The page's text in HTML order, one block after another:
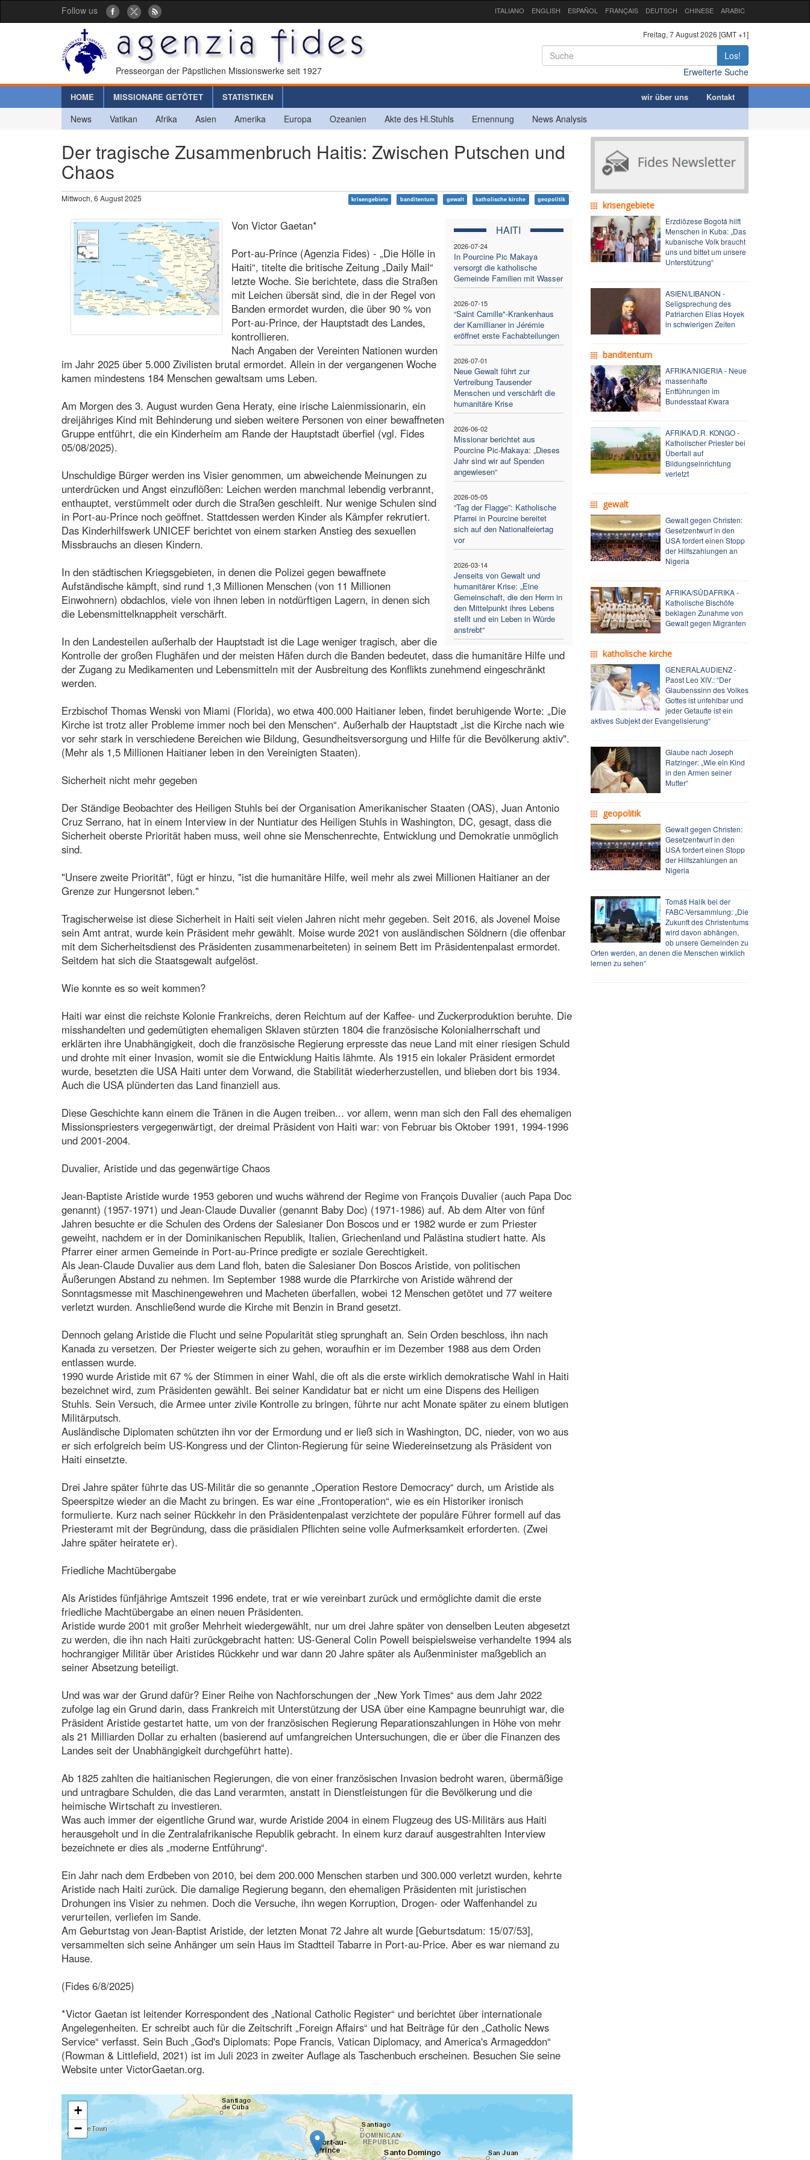
Follow us ITALIANO ENGLISH ESPAÑOL FRANÇAIS DEUTSCH CHINESE ARABIC
Presseorgan der Päpstlichen Missionswerke seit 1927
Freitag, 7 August 2026 [GMT +1]
Los!
Erweiterte Suche
HOME MISSIONARE GETÖTET STATISTIKEN wir über uns Kontakt
News Vatikan Afrika Asien Amerika Europa Ozeanien Akte des Hl.Stuhls Ernennung News Analysis
Der tragische Zusammenbruch Haitis: Zwischen Putschen und
Chaos
Mittwoch, 6 August 2025 krisengebiete banditentum gewalt katholische kirche geopolitik
HAITI
2026-07-24
In Pourcine Pic Makaya
versorgt die katholische
Gemeinde Familien mit Wasser
2026-07-15
“Saint Camille"-Krankenhaus
der Kamillianer in Jérémie
eröffnet erste Fachabteilungen
2026-07-01
Neue Gewalt führt zur
Vertreibung Tausender
Menschen und verschärft die
humanitäre Krise
2026-06-02
Missionar berichtet aus
Pourcine Pic-Makaya: „Dieses
Jahr sind wir auf Spenden
angewiesen“
2026-05-05
“Tag der Flagge”: Katholische
Pfarrei in Pourcine bereitet
sich auf den Nationalfeiertag
vor
2026-03-14
Jenseits von Gewalt und
humanitärer Krise: „Eine
Gemeinschaft, die den Herrn in
den Mittelpunkt ihres Lebens
stellt und ein Leben in Würde
anstrebt“
Von Victor Gaetan*
Port-au-Prince (Agenzia Fides) - „Die Hölle in
Haiti“, titelte die britische Zeitung „Daily Mail“
letzte Woche. Sie berichtete, dass die Straßen
mit Leichen übersät sind, die in der Regel von
Banden ermordet wurden, die über 90 % von
Port-au-Prince, der Hauptstadt des Landes,
kontrollieren.
Nach Angaben der Vereinten Nationen wurden
im Jahr 2025 über 5.000 Zivilisten brutal ermordet. Allein in der vergangenen Woche
kamen mindestens 184 Menschen gewaltsam ums Leben.
Am Morgen des 3. August wurden Gena Heraty, eine irische Laienmissionarin, ein
dreijähriges Kind mit Behinderung und sieben weitere Personen von einer bewaffneten
Gruppe entführt, die ein Kinderheim am Rande der Hauptstadt überfiel (vgl. Fides
05/08/2025).
Unschuldige Bürger werden ins Visier genommen, um abweichende Meinungen zu
unterdrücken und Angst einzuflößen: Leichen werden manchmal lebendig verbrannt,
enthauptet, verstümmelt oder durch die Straßen geschleift. Nur wenige Schulen sind
in Port-au-Prince noch geöffnet. Stattdessen werden Kinder als Kämpfer rekrutiert.
Das Kinderhilfswerk UNICEF berichtet von einem starken Anstieg des sexuellen
Missbrauchs an diesen Kindern.
In den städtischen Kriegsgebieten, in denen die Polizei gegen bewaffnete
Aufständische kämpft, sind rund 1,3 Millionen Menschen (von 11 Millionen
Einwohnern) obdachlos, viele von ihnen leben in notdürftigen Lagern, in denen sich
die Lebensmittelknappheit verschärft.
In den Landesteilen außerhalb der Hauptstadt ist die Lage weniger tragisch, aber die
Kontrolle der großen Flughäfen und der meisten Häfen durch die Banden bedeutet, dass die humanitäre Hilfe und
der Zugang zu Medikamenten und Lebensmitteln mit der Ausbreitung des Konflikts zunehmend eingeschränkt
werden.
Erzbischof Thomas Wenski von Miami (Florida), wo etwa 400.000 Haitianer leben, findet beruhigende Worte: „Die
Kirche ist trotz aller Probleme immer noch bei den Menschen“. Außerhalb der Hauptstadt „ist die Kirche nach wie
vor sehr stark in verschiedene Bereichen wie Bildung, Gesundheitsversorgung und Hilfe für die Bevölkerung aktiv".
(Mehr als 1,5 Millionen Haitianer leben in den Vereinigten Staaten).
Sicherheit nicht mehr gegeben
Der Ständige Beobachter des Heiligen Stuhls bei der Organisation Amerikanischer Staaten (OAS), Juan Antonio
Cruz Serrano, hat in einem Interview in der Nuntiatur des Heiligen Stuhls in Washington, DC, gesagt, dass die
Sicherheit oberste Priorität haben muss, weil ohne sie Menschenrechte, Entwicklung und Demokratie unmöglich
sind.
"Unsere zweite Priorität", fügt er hinzu, "ist die humanitäre Hilfe, weil mehr als zwei Millionen Haitianer an der
Grenze zur Hungersnot leben."
Tragischerweise ist diese Sicherheit in Haiti seit vielen Jahren nicht mehr gegeben. Seit 2016, als Jovenel Moise
sein Amt antrat, wurde kein Präsident mehr gewählt. Moise wurde 2021 von ausländischen Söldnern (die offenbar
mit dem Sicherheitsdienst des Präsidenten zusammenarbeiteten) in seinem Bett im Präsidentenpalast ermordet.
Seitdem hat sich die Staatsgewalt aufgelöst.
Wie konnte es so weit kommen?
Haiti war einst die reichste Kolonie Frankreichs, deren Reichtum auf der Kaffee- und Zuckerproduktion beruhte. Die
misshandelten und gedemütigten ehemaligen Sklaven stürzten 1804 die französische Kolonialherrschaft und
erklärten ihre Unabhängigkeit, doch die französische Regierung erpresste das neue Land mit einer riesigen Schuld
und drohte mit einer Invasion, womit sie die Entwicklung Haitis lähmte. Als 1915 ein lokaler Präsident ermordet
wurde, besetzten die USA Haiti unter dem Vorwand, die Stabilität wiederherzustellen, und blieben dort bis 1934.
Auch die USA plünderten das Land finanziell aus.
Diese Geschichte kann einem die Tränen in die Augen treiben... vor allem, wenn man sich den Fall des ehemaligen
Missionspriesters vergegenwärtigt, der dreimal Präsident von Haiti war: von Februar bis Oktober 1991, 1994-1996
und 2001-2004.
Duvalier, Aristide und das gegenwärtige Chaos
Jean-Baptiste Aristide wurde 1953 geboren und wuchs während der Regime von François Duvalier (auch Papa Doc
genannt) (1957-1971) und Jean-Claude Duvalier (genannt Baby Doc) (1971-1986) auf. Ab dem Alter von fünf
Jahren besuchte er die Schulen des Ordens der Salesianer Don Boscos und er 1982 wurde er zum Priester
geweiht, nachdem er in der Dominikanischen Republik, Italien, Griechenland und Palästina studiert hatte. Als
Pfarrer einer armen Gemeinde in Port-au-Prince predigte er soziale Gerechtigkeit.
Als Jean-Claude Duvalier aus dem Land floh, baten die Salesianer Don Boscos Aristide, von politischen
Äußerungen Abstand zu nehmen. Im September 1988 wurde die Pfarrkirche von Aristide während der
Sonntagsmesse mit Maschinengewehren und Macheten überfallen, wobei 12 Menschen getötet und 77 weitere
verletzt wurden. Anschließend wurde die Kirche mit Benzin in Brand gesetzt.
Dennoch gelang Aristide die Flucht und seine Popularität stieg sprunghaft an. Sein Orden beschloss, ihn nach
Kanada zu versetzen. Der Priester weigerte sich zu gehen, woraufhin er im Dezember 1988 aus dem Orden
entlassen wurde.
1990 wurde Aristide mit 67 % der Stimmen in einer Wahl, die oft als die erste wirklich demokratische Wahl in Haiti
bezeichnet wird, zum Präsidenten gewählt. Bei seiner Kandidatur bat er nicht um eine Dispens des Heiligen
Stuhls. Sein Versuch, die Armee unter zivile Kontrolle zu bringen, führte nur acht Monate später zu einem blutigen
Militärputsch.
Ausländische Diplomaten schützten ihn vor der Ermordung und er ließ sich in Washington, DC, nieder, von wo aus
er sich erfolgreich beim US-Kongress und der Clinton-Regierung für seine Wiedereinsetzung als Präsident von
Haiti einsetzte.
Drei Jahre später führte das US-Militär die so genannte „Operation Restore Democracy“ durch, um Aristide als
Speerspitze wieder an die Macht zu bringen. Es war eine „Frontoperation“, wie es ein Historiker ironisch
formulierte. Kurz nach seiner Rückkehr in den Präsidentenpalast verzichtete der populäre Führer formell auf das
Priesteramt mit der Begründung, dass die präsidialen Pflichten seine volle Aufmerksamkeit erforderten. (Zwei
Jahre später heiratete er).
Friedliche Machtübergabe
Als Aristides fünfjährige Amtszeit 1996 endete, trat er wie vereinbart zurück und ermöglichte damit die erste
friedliche Machtübergabe an einen neuen Präsidenten.
Aristide wurde 2001 mit großer Mehrheit wiedergewählt, nur um drei Jahre später von denselben Leuten abgesetzt
zu werden, die ihn nach Haiti zurückgebracht hatten: US-General Colin Powell beispielsweise verhandelte 1994 als
hochrangiger Militär über Aristides Rückkehr und war dann 20 Jahre später als Außenminister maßgeblich an
seiner Absetzung beteiligt.
Und was war der Grund dafür? Einer Reihe von Nachforschungen der „New York Times“ aus dem Jahr 2022
zufolge lag ein Grund darin, dass Frankreich mit Unterstützung der USA über eine Kampagne beunruhigt war, die
Präsident Aristide gestartet hatte, um von der französischen Regierung Reparationszahlungen in Höhe von mehr
als 21 Milliarden Dollar zu erhalten (basierend auf umfangreichen Untersuchungen, die er über die Finanzen des
Landes seit der Unabhängigkeit durchgeführt hatte).
Ab 1825 zahlten die haitianischen Regierungen, die von einer französischen Invasion bedroht waren, übermäßige
und untragbare Schulden, die das Land verarmten, anstatt in Dienstleistungen für die Bevölkerung und die
heimische Wirtschaft zu investieren.
Was auch immer der eigentliche Grund war, wurde Aristide 2004 in einem Flugzeug des US-Militärs aus Haiti
herausgeholt und in die Zentralafrikanische Republik gebracht. In einem kurz darauf ausgestrahlten Interview
bezeichnete er dies als „moderne Entführung“.
Ein Jahr nach dem Erdbeben von 2010, bei dem 200.000 Menschen starben und 300.000 verletzt wurden, kehrte
Aristide nach Haiti zurück. Die damalige Regierung begann, den ehemaligen Präsidenten mit juristischen
Drohungen ins Visier zu nehmen. Doch die Versuche, ihn wegen Korruption, Drogen- oder Waffenhandel zu
verurteilen, verliefen im Sande.
Am Geburtstag von Jean-Baptist Aristide, der letzten Monat 72 Jahre alt wurde [Geburtsdatum: 15/07/53],
versammelten sich seine Anhänger um sein Haus im Stadtteil Tabarre in Port-au-Price. Aber es war niemand zu
Hause.
(Fides 6/8/2025)
*Victor Gaetan ist leitender Korrespondent des „National Catholic Register“ und berichtet über internationale
Angelegenheiten. Er schreibt auch für die Zeitschrift „Foreign Affairs“ und hat Beiträge für den „Catholic News
Service“ verfasst. Sein Buch „God's Diplomats: Pope Francis, Vatican Diplomacy, and America's Armageddon“
(Rowman & Littlefield, 2021) ist im Juli 2023 in zweiter Auflage als Taschenbuch erscheinen. Besuchen Sie seine
Website unter VictorGaetan.org.
+
−
krisengebiete
Erzdiözese Bogotá hilft
Menschen in Kuba: „Das
kubanische Volk braucht
uns und bittet um unsere
Unterstützung“
ASIEN/LIBANON -
Seligsprechung des
Patriarchen Elias Hoyek
in schwierigen Zeiten
banditentum
AFRIKA/NIGERIA - Neue
massenhafte
Entführungen im
Bundesstaat Kwara
AFRIKA/D.R. KONGO -
Katholischer Priester bei
Überfall auf
Bildungseinrichtung
verletzt
gewalt
Gewalt gegen Christen:
Gesetzentwurf in den
USA fordert einen Stopp
der Hilfszahlungen an
Nigeria
AFRIKA/SÜDAFRIKA -
Katholische Bischöfe
beklagen Zunahme von
Gewalt gegen Migranten
katholische kirche
GENERALAUDIENZ -
Paost Leo XIV.: “Der
Glaubenssinn des Volkes
Gottes ist unfehlbar und
jeder Getaufte ist ein
aktives Subjekt der Evangelisierung“
Glaube nach Joseph
Ratzinger: „Wie ein Kind
in den Armen seiner
Mutter“
geopolitik
Gewalt gegen Christen:
Gesetzentwurf in den
USA fordert einen Stopp
der Hilfszahlungen an
Nigeria
Tomáš Halík bei der
FABC-Versammlung: „Die
Zukunft des Christentums
wird davon abhängen,
ob unsere Gemeinden zu
Orten werden, an denen die Menschen wirklich
lernen zu sehen“